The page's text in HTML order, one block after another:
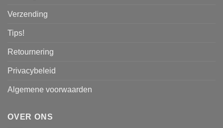
Verzending
Tips!
Retournering
Privacybeleid
Algemene voorwaarden
OVER ONS